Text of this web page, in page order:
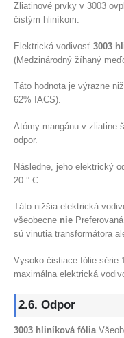
Zliatinové prvky v 3003
čistým hliníkom.
Elektrická vodivosť 3003
(Medzinárodný žíhaný
Táto hodnota je výrazne
62% IACS).
Atómy mangánu v zliatine
odpor.
Následne, jeho elektrický
20 ° C.
Táto nižšia elektrická
všeobecne nie
sú vinutia transformátora
Vysoko čistiace fólie série
maximálna elektrická
2.6. Odpor
3003 hliníková fólia